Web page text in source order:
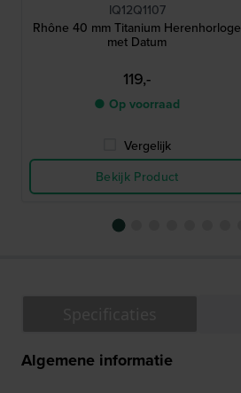
IQ12Q1107
Rhône 40 mm Titanium Herenhorloge
met Datum
119,-
● Op voorraad
Vergelijk
Bekijk Product
Algemene informatie